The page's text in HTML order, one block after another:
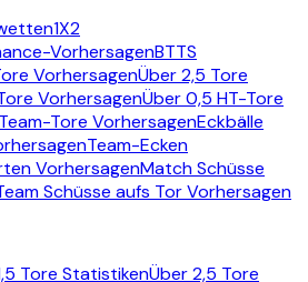
1X2
VorhersagenBTTS
VorhersagenÜber 2,5 Tore
VorhersagenÜber 0,5 HT-Tore
Tore VorhersagenEckbälle
Team-Ecken
VorhersagenMatch Schüsse
Schüsse aufs Tor Vorhersagen
Tore StatistikenÜber 2,5 Tore